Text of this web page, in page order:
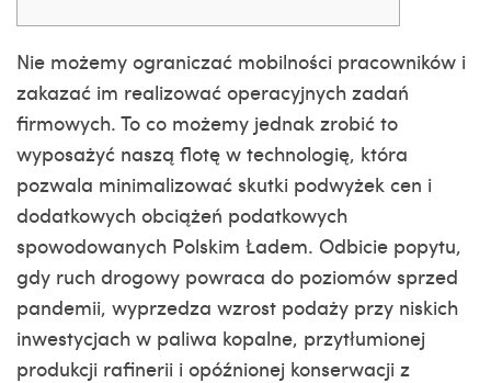
Nie możemy ograniczać mobilności pracowników i
zakazać im realizować operacyjnych zadań
firmowych. To co możemy jednak zrobić to
wyposażyć naszą flotę w technologię, która
pozwala minimalizować skutki podwyżek cen i
dodatkowych obciążeń podatkowych
spowodowanych Polskim Ładem. Odbicie popytu,
gdy ruch drogowy powraca do poziomów sprzed
pandemii, wyprzedza wzrost podaży przy niskich
inwestycjach w paliwa kopalne, przytłumionej
produkcji rafinerii i opóźnionej konserwacji z